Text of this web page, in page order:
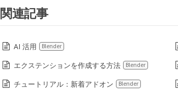
関連記事
AI 活用 Blender
エクステンションを作成する方法 Blender
チュートリアル：新着アドオン Blender